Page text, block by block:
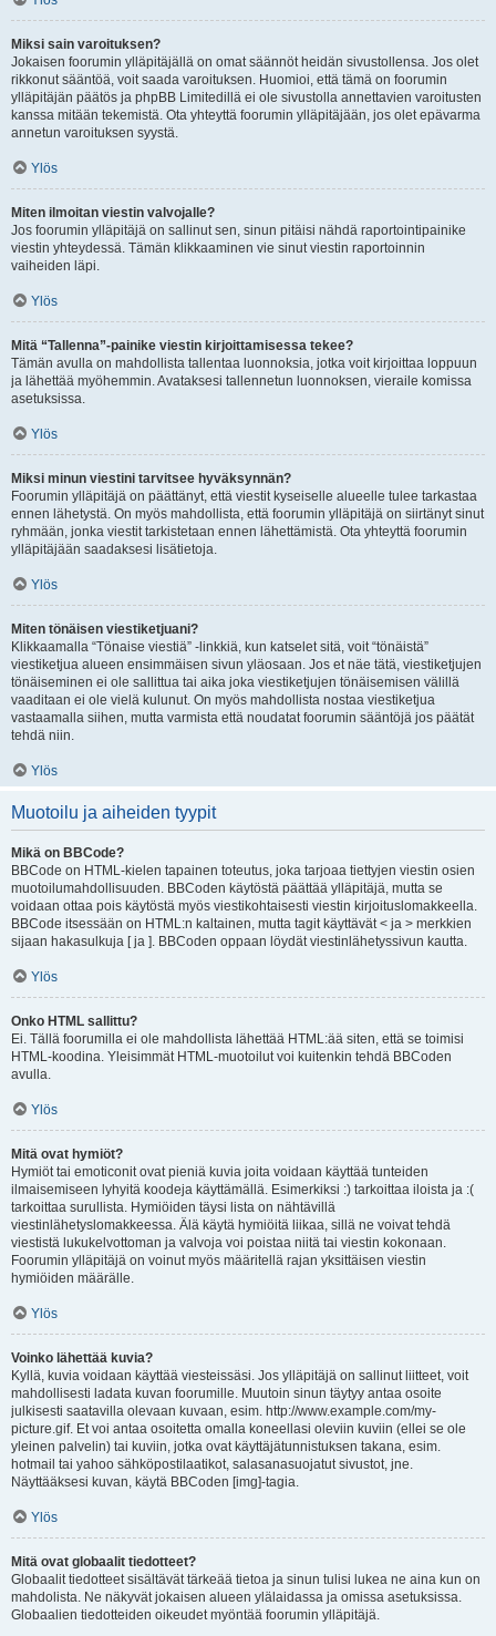
Miksi sain varoituksen?
Jokaisen foorumin ylläpitäjällä on omat säännöt heidän sivustollensa. Jos olet
rikkonut sääntöä, voit saada varoituksen. Huomioi, että tämä on foorumin
ylläpitäjän päätös ja phpBB Limitedillä ei ole sivustolla annettavien varoitusten
kanssa mitään tekemistä. Ota yhteyttä foorumin ylläpitäjään, jos olet epävarma
annetun varoituksen syystä.
Ylös
Miten ilmoitan viestin valvojalle?
Jos foorumin ylläpitäjä on sallinut sen, sinun pitäisi nähdä raportointipainike
viestin yhteydessä. Tämän klikkaaminen vie sinut viestin raportoinnin
vaiheiden läpi.
Ylös
Mitä “Tallenna”-painike viestin kirjoittamisessa tekee?
Tämän avulla on mahdollista tallentaa luonnoksia, jotka voit kirjoittaa loppuun
ja lähettää myöhemmin. Avataksesi tallennetun luonnoksen, vieraile komissa
asetuksissa.
Ylös
Miksi minun viestini tarvitsee hyväksynnän?
Foorumin ylläpitäjä on päättänyt, että viestit kyseiselle alueelle tulee tarkastaa
ennen lähetystä. On myös mahdollista, että foorumin ylläpitäjä on siirtänyt sinut
ryhmään, jonka viestit tarkistetaan ennen lähettämistä. Ota yhteyttä foorumin
ylläpitäjään saadaksesi lisätietoja.
Ylös
Miten tönäisen viestiketjuani?
Klikkaamalla “Tönaise viestiä” -linkkiä, kun katselet sitä, voit “tönäistä”
viestiketjua alueen ensimmäisen sivun yläosaan. Jos et näe tätä, viestiketjujen
tönäiseminen ei ole sallittua tai aika joka viestiketjujen tönäisemisen välillä
vaaditaan ei ole vielä kulunut. On myös mahdollista nostaa viestiketjua
vastaamalla siihen, mutta varmista että noudatat foorumin sääntöjä jos päätät
tehdä niin.
Ylös
Muotoilu ja aiheiden tyypit
Mikä on BBCode?
BBCode on HTML-kielen tapainen toteutus, joka tarjoaa tiettyjen viestin osien
muotoilumahdollisuuden. BBCoden käytöstä päättää ylläpitäjä, mutta se
voidaan ottaa pois käytöstä myös viestikohtaisesti viestin kirjoituslomakkeella.
BBCode itsessään on HTML:n kaltainen, mutta tagit käyttävät < ja > merkkien
sijaan hakasulkuja [ ja ]. BBCoden oppaan löydät viestinlähetyssivun kautta.
Ylös
Onko HTML sallittu?
Ei. Tällä foorumilla ei ole mahdollista lähettää HTML:ää siten, että se toimisi
HTML-koodina. Yleisimmät HTML-muotoilut voi kuitenkin tehdä BBCoden
avulla.
Ylös
Mitä ovat hymiöt?
Hymiöt tai emoticonit ovat pieniä kuvia joita voidaan käyttää tunteiden
ilmaisemiseen lyhyitä koodeja käyttämällä. Esimerkiksi :) tarkoittaa iloista ja :(
tarkoittaa surullista. Hymiöiden täysi lista on nähtävillä
viestinlähetyslomakkeessa. Älä käytä hymiöitä liikaa, sillä ne voivat tehdä
viestistä lukukelvottoman ja valvoja voi poistaa niitä tai viestin kokonaan.
Foorumin ylläpitäjä on voinut myös määritellä rajan yksittäisen viestin
hymiöiden määrälle.
Ylös
Voinko lähettää kuvia?
Kyllä, kuvia voidaan käyttää viesteissäsi. Jos ylläpitäjä on sallinut liitteet, voit
mahdollisesti ladata kuvan foorumille. Muutoin sinun täytyy antaa osoite
julkisesti saatavilla olevaan kuvaan, esim. http://www.example.com/my-
picture.gif. Et voi antaa osoitetta omalla koneellasi oleviin kuviin (ellei se ole
yleinen palvelin) tai kuviin, jotka ovat käyttäjätunnistuksen takana, esim.
hotmail tai yahoo sähköpostilaatikot, salasanasuojatut sivustot, jne.
Näyttääksesi kuvan, käytä BBCoden [img]-tagia.
Ylös
Mitä ovat globaalit tiedotteet?
Globaalit tiedotteet sisältävät tärkeää tietoa ja sinun tulisi lukea ne aina kun on
mahdolista. Ne näkyvät jokaisen alueen ylälaidassa ja omissa asetuksissa.
Globaalien tiedotteiden oikeudet myöntää foorumin ylläpitäjä.